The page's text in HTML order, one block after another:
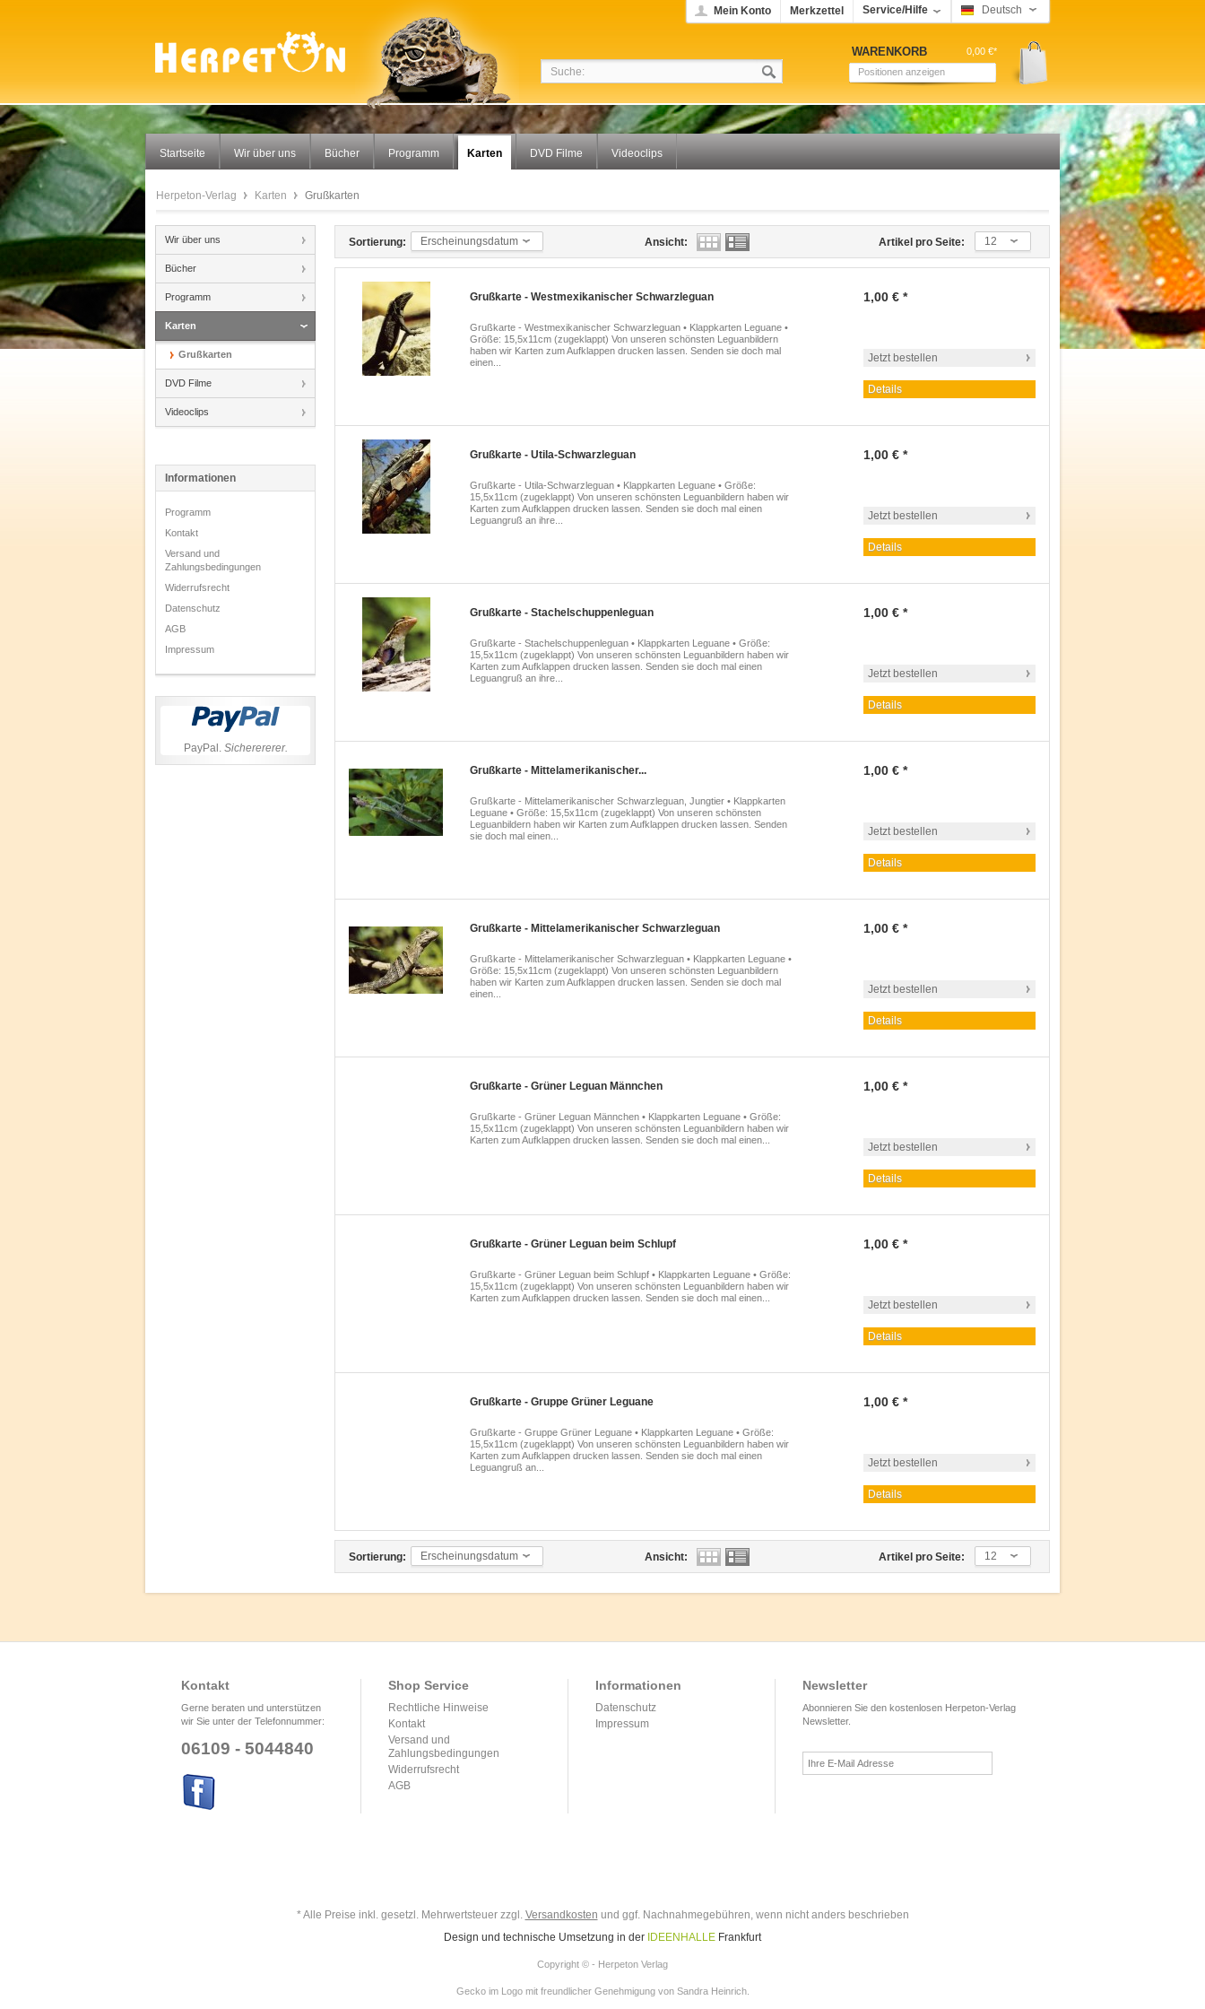
Mein Konto Merkzettel Service/Hilfe Deutsch
WARENKORB
0,00 €*
Positionen anzeigen
Startseite Wir über uns Bücher Programm Karten DVD Filme Videoclips
Herpeton-Verlag Karten Grußkarten
Wir über uns
Bücher
Programm
Karten
Grußkarten
DVD Filme
Videoclips
Informationen
Programm
Kontakt
Versand und
Zahlungsbedingungen
Widerrufsrecht
Datenschutz
AGB
Impressum
PayPal. Sicherererer.
Sortierung: Erscheinungsdatum Artikel pro Seite: 12
Ansicht:
Grußkarte - Westmexikanischer Schwarzleguan
Grußkarte - Westmexikanischer Schwarzleguan • Klappkarten Leguane •
Größe: 15,5x11cm (zugeklappt) Von unseren schönsten Leguanbildern
haben wir Karten zum Aufklappen drucken lassen. Senden sie doch mal
einen...
1,00 € *
Jetzt bestellen
Details
Grußkarte - Utila-Schwarzleguan
Grußkarte - Utila-Schwarzleguan • Klappkarten Leguane • Größe:
15,5x11cm (zugeklappt) Von unseren schönsten Leguanbildern haben wir
Karten zum Aufklappen drucken lassen. Senden sie doch mal einen
Leguangruß an ihre...
1,00 € *
Jetzt bestellen
Details
Grußkarte - Stachelschuppenleguan
Grußkarte - Stachelschuppenleguan • Klappkarten Leguane • Größe:
15,5x11cm (zugeklappt) Von unseren schönsten Leguanbildern haben wir
Karten zum Aufklappen drucken lassen. Senden sie doch mal einen
Leguangruß an ihre...
1,00 € *
Jetzt bestellen
Details
Grußkarte - Mittelamerikanischer...
Grußkarte - Mittelamerikanischer Schwarzleguan, Jungtier • Klappkarten
Leguane • Größe: 15,5x11cm (zugeklappt) Von unseren schönsten
Leguanbildern haben wir Karten zum Aufklappen drucken lassen. Senden
sie doch mal einen...
1,00 € *
Jetzt bestellen
Details
Grußkarte - Mittelamerikanischer Schwarzleguan
Grußkarte - Mittelamerikanischer Schwarzleguan • Klappkarten Leguane •
Größe: 15,5x11cm (zugeklappt) Von unseren schönsten Leguanbildern
haben wir Karten zum Aufklappen drucken lassen. Senden sie doch mal
einen...
1,00 € *
Jetzt bestellen
Details
Grußkarte - Grüner Leguan Männchen
Grußkarte - Grüner Leguan Männchen • Klappkarten Leguane • Größe:
15,5x11cm (zugeklappt) Von unseren schönsten Leguanbildern haben wir
Karten zum Aufklappen drucken lassen. Senden sie doch mal einen...
1,00 € *
Jetzt bestellen
Details
Grußkarte - Grüner Leguan beim Schlupf
Grußkarte - Grüner Leguan beim Schlupf • Klappkarten Leguane • Größe:
15,5x11cm (zugeklappt) Von unseren schönsten Leguanbildern haben wir
Karten zum Aufklappen drucken lassen. Senden sie doch mal einen...
1,00 € *
Jetzt bestellen
Details
Grußkarte - Gruppe Grüner Leguane
Grußkarte - Gruppe Grüner Leguane • Klappkarten Leguane • Größe:
15,5x11cm (zugeklappt) Von unseren schönsten Leguanbildern haben wir
Karten zum Aufklappen drucken lassen. Senden sie doch mal einen
Leguangruß an...
1,00 € *
Jetzt bestellen
Details
Sortierung: Erscheinungsdatum Artikel pro Seite: 12
Ansicht:
Kontakt
Gerne beraten und unterstützen
wir Sie unter der Telefonnummer:
06109 - 5044840
Shop Service
Rechtliche Hinweise
Kontakt
Versand und
Zahlungsbedingungen
Widerrufsrecht
AGB
Informationen
Datenschutz
Impressum
Newsletter
Abonnieren Sie den kostenlosen Herpeton-Verlag
Newsletter.
* Alle Preise inkl. gesetzl. Mehrwertsteuer zzgl. Versandkosten und ggf. Nachnahmegebühren, wenn nicht anders beschrieben
Design und technische Umsetzung in der IDEENHALLE Frankfurt
Copyright © - Herpeton Verlag
Gecko im Logo mit freundlicher Genehmigung von Sandra Heinrich.